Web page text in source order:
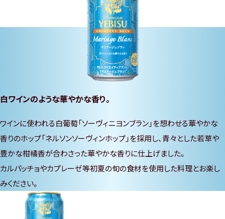
イ
共
通
情
報
へ
白ワインのような華やかな香り。
ワインに使われる白葡萄「ソーヴィニヨンブラン」を想わせる華やかな
香りのホップ「ネルソンソーヴィンホップ」を採用し、青々とした若草や
豊かな柑橘香が合わさった華やかな香りに仕上げました。
カルパッチョやカプレーゼ等初夏の旬の食材を使用した料理とお楽し
みください。